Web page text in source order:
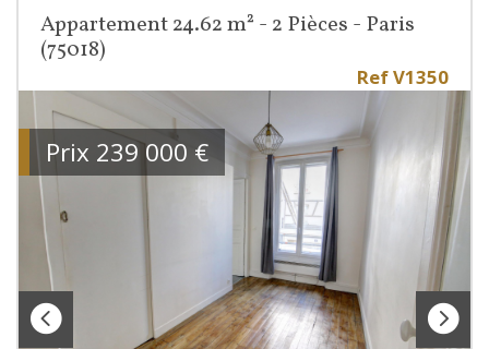
Appartement 24.62 m² - 2 Pièces - Paris
(75018)
Ref V1350
Prix 239 000 €